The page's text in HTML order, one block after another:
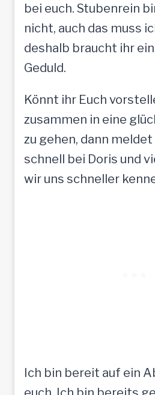
bei euch. Stubenrein
nicht, auch das muss
deshalb braucht ihr
Geduld.
Könnt ihr Euch
zusammen in eine
zu gehen, dann meldet
schnell bei Doris und
wir uns schneller
Ich bin bereit auf ein